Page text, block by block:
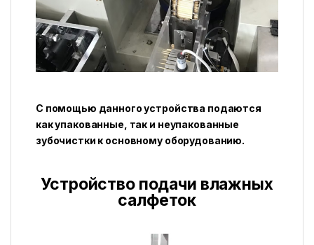
С помощью данного устройства подаются
как упакованные, так и неупакованные
зубочистки к основному оборудованию.
Устройство подачи влажных
салфеток